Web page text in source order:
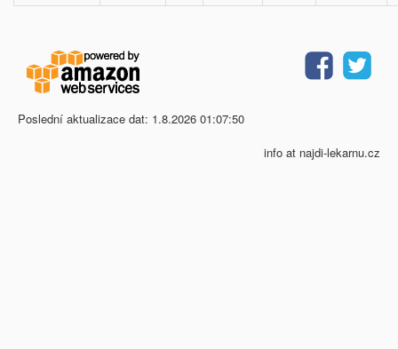
Poslední aktualizace dat: 1.8.2026 01:07:50
info at najdi-lekarnu.cz